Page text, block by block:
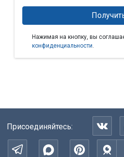
Нажимая на кнопку, вы
конфиденциальности
Присоединяйтесь: